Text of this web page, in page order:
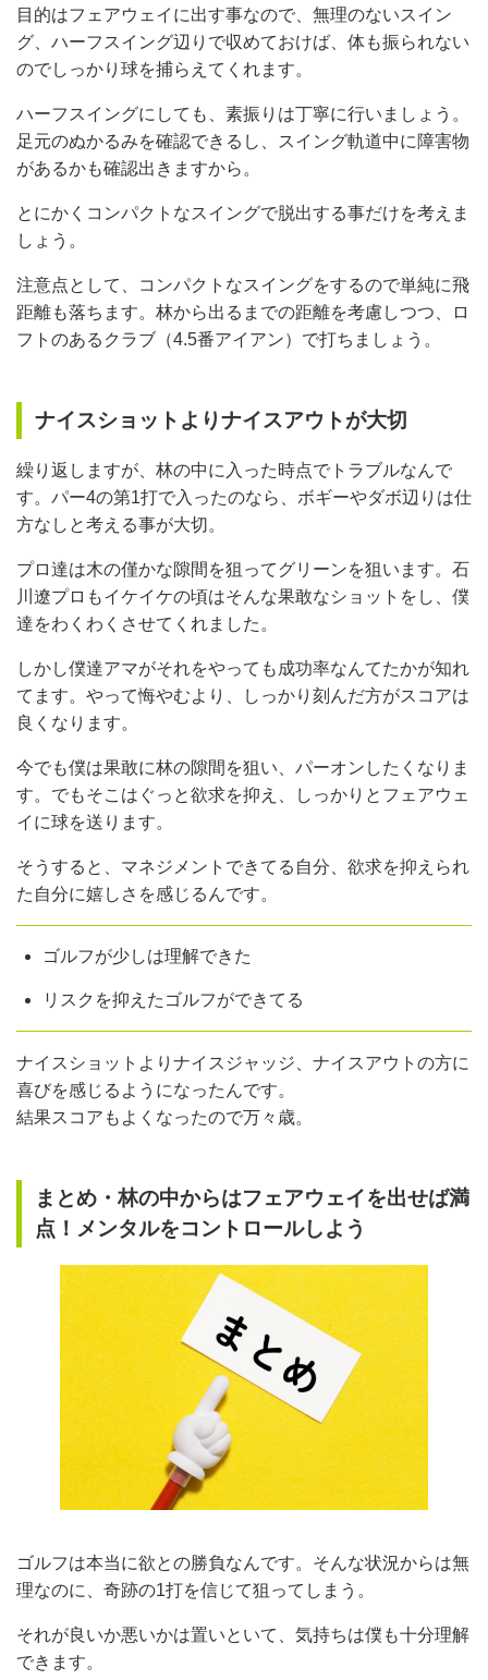
目的はフェアウェイに出す事なので、無理のないスイン
グ、ハーフスイング辺りで収めておけば、体も振られない
のでしっかり球を捕らえてくれます。
ハーフスイングにしても、素振りは丁寧に行いましょう。
足元のぬかるみを確認できるし、スイング軌道中に障害物
があるかも確認出きますから。
とにかくコンパクトなスイングで脱出する事だけを考えま
しょう。
注意点として、コンパクトなスイングをするので単純に飛
距離も落ちます。林から出るまでの距離を考慮しつつ、ロ
フトのあるクラブ（4.5番アイアン）で打ちましょう。
ナイスショットよりナイスアウトが大切
繰り返しますが、林の中に入った時点でトラブルなんで
す。パー4の第1打で入ったのなら、ボギーやダボ辺りは仕
方なしと考える事が大切。
プロ達は木の僅かな隙間を狙ってグリーンを狙います。石
川遼プロもイケイケの頃はそんな果敢なショットをし、僕
達をわくわくさせてくれました。
しかし僕達アマがそれをやっても成功率なんてたかが知れ
てます。やって悔やむより、しっかり刻んだ方がスコアは
良くなります。
今でも僕は果敢に林の隙間を狙い、パーオンしたくなりま
す。でもそこはぐっと欲求を抑え、しっかりとフェアウェ
イに球を送ります。
そうすると、マネジメントできてる自分、欲求を抑えられ
た自分に嬉しさを感じるんです。
ゴルフが少しは理解できた
リスクを抑えたゴルフができてる
ナイスショットよりナイスジャッジ、ナイスアウトの方に
喜びを感じるようになったんです。
結果スコアもよくなったので万々歳。
まとめ・林の中からはフェアウェイを出せば満
点！メンタルをコントロールしよう
ゴルフは本当に欲との勝負なんです。そんな状況からは無
理なのに、奇跡の1打を信じて狙ってしまう。
それが良いか悪いかは置いといて、気持ちは僕も十分理解
できます。